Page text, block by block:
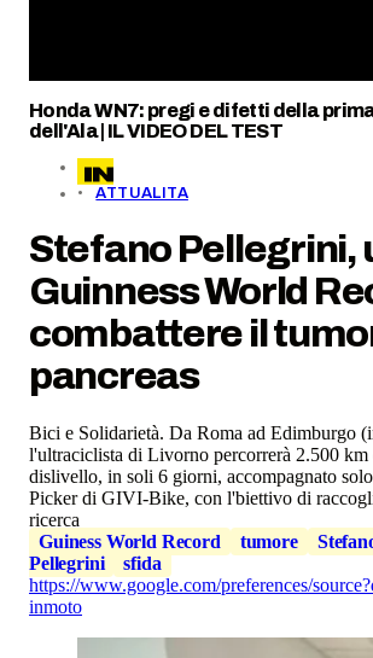
Honda WN7: pregi e difetti della
dell'Ala | IL VIDEO DEL TEST
ATTUALITA
Stefano Pellegrini,
Guinness World
combattere il
pancreas
Bici e Solidarietà. Da Roma ad Edimburgo
l'ultraciclista di Livorno percorrerà 2.500 km
dislivello, in soli 6 giorni, accompagnato
Picker di GIVI-Bike, con l'biettivo di
ricerca
Guiness World Record
tumore
Pellegrini
sfida
https://www.google.com/preferences/
inmoto